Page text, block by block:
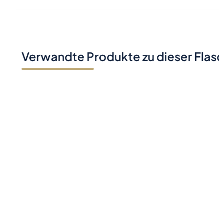
Verwandte Produkte zu dieser